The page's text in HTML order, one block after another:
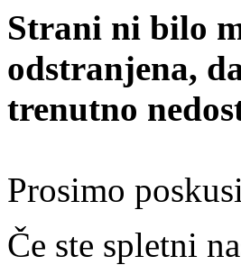
Strani ni bilo
odstranjena,
trenutno
Prosimo
Če ste spletni